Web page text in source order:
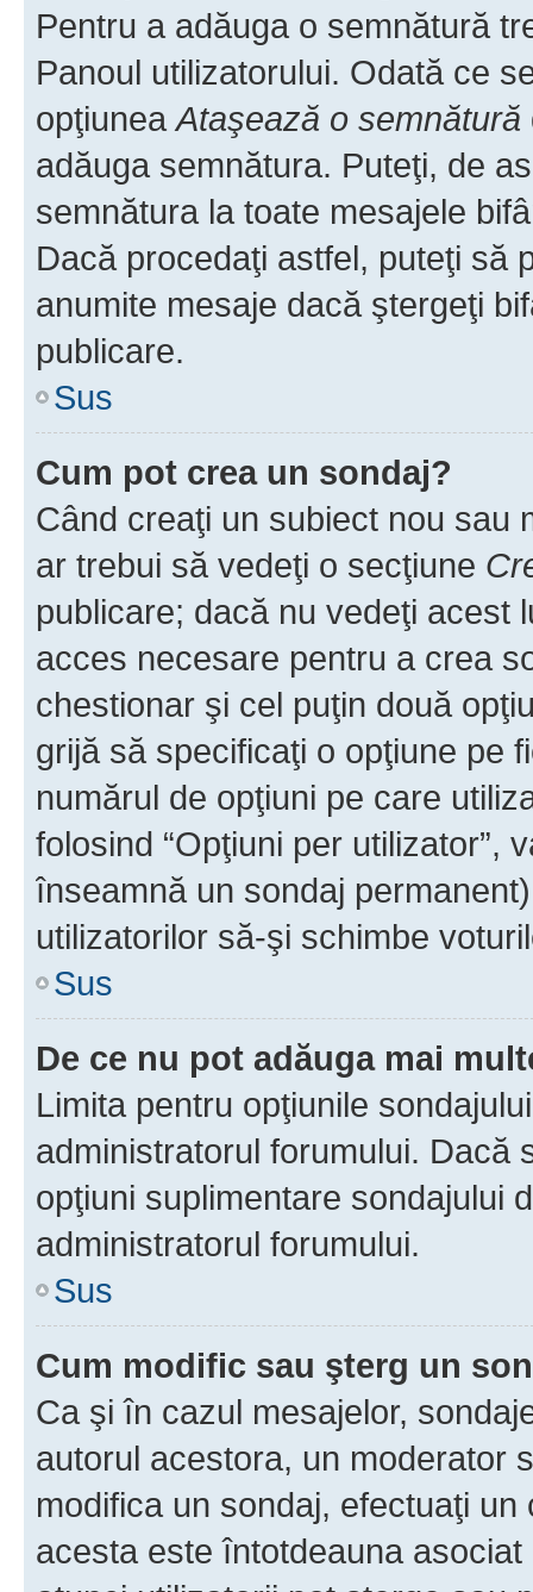
Pentru a adăuga o semnătură
Panoul utilizatorului. Odată ce
opţiuneaAtaşează o semnătură
adăuga semnătura. Puteţi, de
semnătura la toate mesajele
Dacă procedaţi astfel, puteţi să
anumite mesaje dacă ştergeţi
publicare.
Sus
Cum pot crea un sondaj?
Când creaţi un subiect nou sau
ar trebui să vedeţi o secţiune
publicare; dacă nu vedeţi acest
acces necesare pentru a crea
chestionar şi cel puţin două
grijă să specificaţi o opţiune pe
numărul de opţiuni pe care
folosind “Opţiuni per utilizator”,
înseamnă un sondaj
utilizatorilor să-şi schimbe
Sus
De ce nu pot adăuga mai
Limita pentru opţiunile
administratorul forumului. Dacă
opţiuni suplimentare sondajului
administratorul forumului.
Sus
Cum modific sau şterg un
Ca şi în cazul mesajelor,
autorul acestora, un moderator
modifica un sondaj, efectuaţi
acesta este întotdeauna